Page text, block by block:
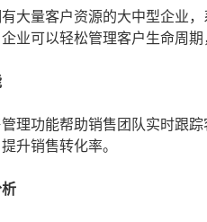
大量客户资源的大中型企业
业可以轻松管理客户生命周
理功能帮助销售团队实时跟
升销售转化率。